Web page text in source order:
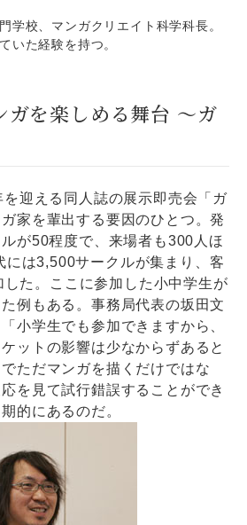
学校、マンガクリエイト科学科長。
いた経験を持つ。
ガを楽しめる舞台 ～ガ
迎える同人誌の展示即売会「ガ
家を輩出する要因のひとつ。発
が50程度で、来場者も300人ほ
には3,500サークルが集まり、客
た。ここに参加した小中学生が
例もある。事務局代表の坂田文
小学生でも参加できますから、
ットの影響は少なからずあると
ただマンガを描くだけではな
を見て試行錯誤することができ
的にあるのだ。